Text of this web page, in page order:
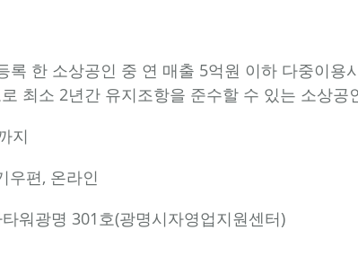
한 소상공인 중 연 매출 5억원 이하 다중이용
최소 2년간 유지조항을 준수할 수 있는 소상공
지
우편, 온라인
광명 301호(광명시자영업지원센터)